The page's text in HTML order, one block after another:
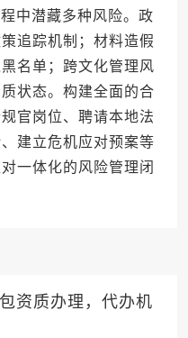
潜藏多种风险。政
追踪机制；材料造假
名单；跨文化管理风
状态。构建全面的合
官岗位、聘请本地法
建立危机应对预案等
一体化的风险管理闭
资质办理，代办机